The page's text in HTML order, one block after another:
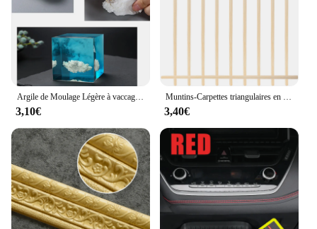
Argile de Moulage Légère à vaccage à l'Air pour Débutant, Jouet Artisanal Doux, Fabrication de Petits Ornements, Modèle Animaux Rick
3,10€
Muntins-Carpettes triangulaires en bois pour fenêtre, bande décorative, moulure de décalcomanie en bois, applique murale noire
3,40€